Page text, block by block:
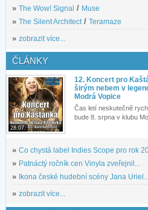
» The Wow! Signal / Muse
» The Silent Architect / Teramaze
» zobrazit více...
ČLÁNKY
28.07.
12. Koncert pro
širým nebem v
Modrá Vopice
Čas letí neskutečně
bude 8. srpna v klubu
» Co chystá label Indies Scope pro rok
» Patnáctý ročník cen Vinyla zveřejnil...
»
Ikona české hudební scény Jana
» zobrazit více...